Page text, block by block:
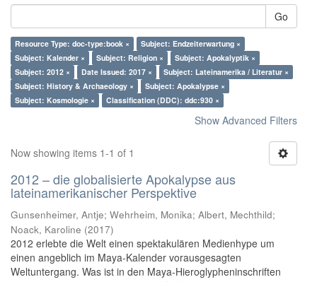
Go
Resource Type: doc-type:book ×
Subject: Endzeiterwartung ×
Subject: Kalender ×
Subject: Religion ×
Subject: Apokalyptik ×
Subject: 2012 ×
Date Issued: 2017 ×
Subject: Lateinamerika / Literatur ×
Subject: History & Archaeology ×
Subject: Apokalypse ×
Subject: Kosmologie ×
Classification (DDC): ddc:930 ×
Show Advanced Filters
Now showing items 1-1 of 1
2012 – die globalisierte Apokalypse aus
lateinamerikanischer Perspektive
Gunsenheimer, Antje; Wehrheim, Monika; Albert, Mechthild;
Noack, Karoline (2017)
2012 erlebte die Welt einen spektakulären Medienhype um
einen angeblich im Maya-Kalender vorausgesagten
Weltuntergang. Was ist in den Maya-Hieroglypheninschriften